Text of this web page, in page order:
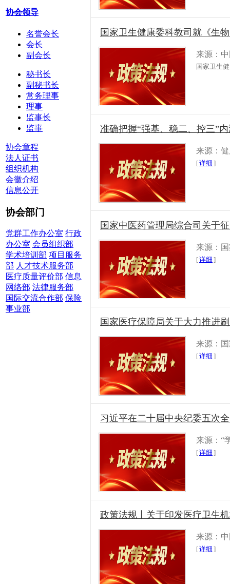
协会领导
名誉会长
会长
副会长
秘书长
副秘书长
常务理事
理事
监事长
监事
协会章程
法人证书
组织机构
会徽介绍
信息公开
协会部门
党群工作办公室 行政
办公室 会员组织部
学术培训部 项目服务
部 人才技术服务部
医疗质量评价部 信息
网络部 法律服务部
国际交流合作部 保险
事业部
国家卫生健康委科教司就《生
来源：
国家卫生
准确把握“强基、稳二、控三”
来源：
[详细 ]
国家中医药管理局综合司关于
来源：
[详细 ]
国家医疗保障局关于大力推进
来源：
[详细 ]
习近平在二十届中央纪委五次
来源：“
[详细 ]
政策法规丨关于印发医疗卫生
来源：
[详细 ]